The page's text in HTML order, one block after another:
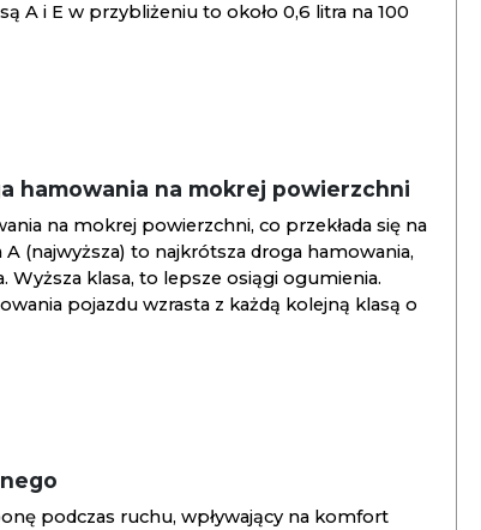
A i E w przybliżeniu to około 0,6 litra na 100
hamowania na mokrej powierzchni
na mokrej powierzchni, co przekłada się na
(najwyższa) to najkrótsza droga hamowania,
Wyższa klasa, to lepsze osiągi ogumienia.
pojazdu wzrasta z każdą kolejną klasą o
podczas ruchu, wpływający na komfort